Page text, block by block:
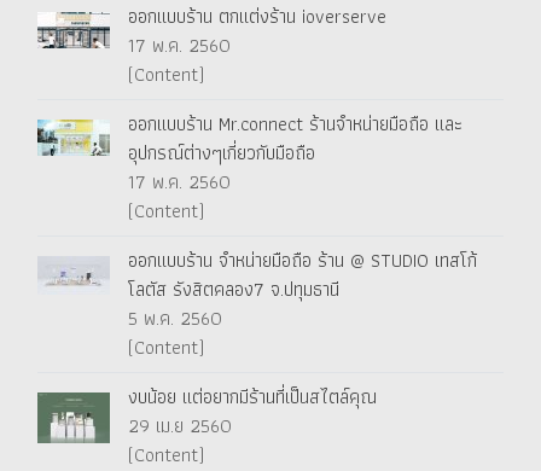
ออกแบบร้าน ตกแต่งร้าน ioverserve
17 พ.ค. 2560
(Content)
ออกแบบร้าน Mr.connect ร้านจำหน่ายมือถือ และ
อุปกรณ์ต่างๆเกี่ยวกับมือถือ
17 พ.ค. 2560
(Content)
ออกแบบร้าน จำหน่ายมือถือ ร้าน @ STUDIO เทสโก้
โลตัส รังสิตคลอง7 จ.ปทุมธานี
5 พ.ค. 2560
(Content)
งบน้อย แต่อยากมีร้านที่เป็นสไตล์คุณ
29 เม.ย 2560
(Content)